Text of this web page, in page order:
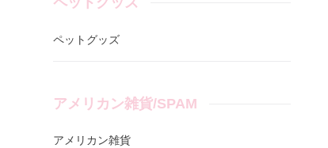
ペットグッズ
アメリカン雑貨/SPAM
アメリカン雑貨